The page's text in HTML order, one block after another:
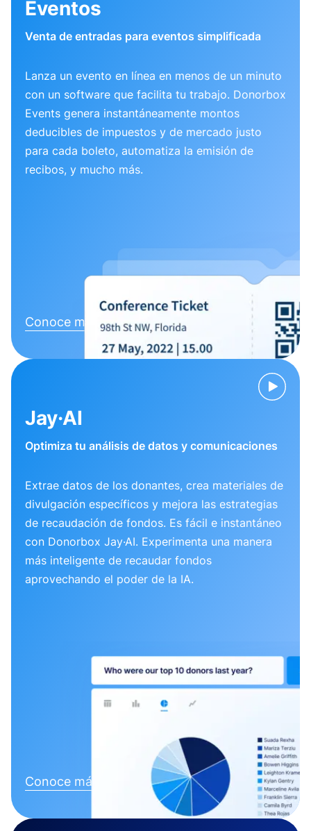
Eventos
Venta de entradas para eventos simplificada
Lanza un evento en línea en menos de un minuto
con un software que facilita tu trabajo. Donorbox
Events genera instantáneamente montos
deducibles de impuestos y de mercado justo
para cada boleto, automatiza la emisión de
recibos, y mucho más.
Conoce más
Jay·AI
Optimiza tu análisis de datos y comunicaciones
Extrae datos de los donantes, crea materiales de
divulgación específicos y mejora las estrategias
de recaudación de fondos. Es fácil e instantáneo
con Donorbox Jay·AI. Experimenta una manera
más inteligente de recaudar fondos
aprovechando el poder de la IA.
Conoce más